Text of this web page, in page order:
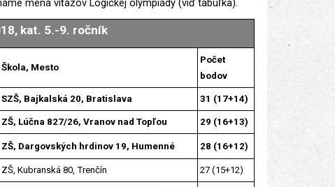
mená víťazov Logickej olympiády (viď tabuľka).
kat. 5.-9. ročník
Škola, Mesto
Počet
bodov
SZŠ, Bajkalská 20, Bratislava 31 (17+14)
ZŠ, Lúčna 827/26, Vranov nad Topľou 29 (16+13)
ZŠ, Dargovských hrdinov 19, Humenné 28 (16+12)
ZŠ, Kubranská 80, Trenčín 27 (15+12)